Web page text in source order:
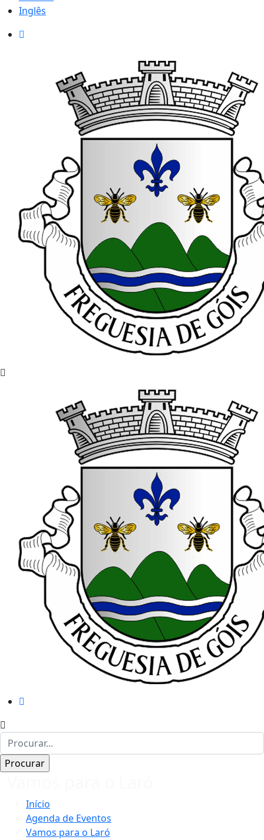
Inglês
Início
Agenda de Eventos
Vamos para o Laró